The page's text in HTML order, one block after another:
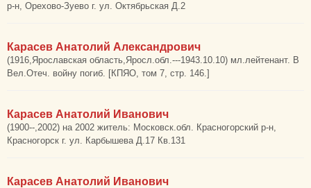
р-н, Орехово-Зуево г. ул. Октябрьская Д.2
Карасев Анатолий Александрович
(1916,Ярославская область,Яросл.обл.---1943.10.10) мл.лейтенант. В
Вел.Отеч. войну погиб. [КПЯО, том 7, стр. 146.]
Карасев Анатолий Иванович
(1900--,2002) на 2002 житель: Московск.обл. Красногорский р-н,
Красногорск г. ул. Карбышева Д.17 Кв.131
Карасев Анатолий Иванович